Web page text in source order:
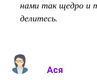
нами так щедро и
делитесь.
Ася